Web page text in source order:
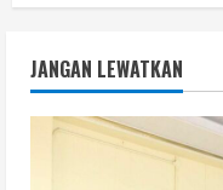
JANGAN LEWATKAN